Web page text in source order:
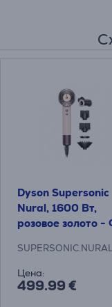
Dyson Supersonic
Nural, 1600 Вт,
розовое золото -
Цена:
499.99 €